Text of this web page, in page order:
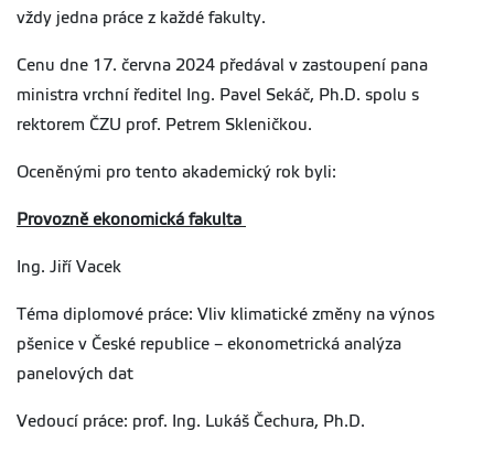
vždy jedna práce z každé fakulty.
Cenu dne 17. června 2024 předával v zastoupení pana
ministra vrchní ředitel Ing. Pavel Sekáč, Ph.D. spolu s
rektorem ČZU prof. Petrem Skleničkou.
Oceněnými pro tento akademický rok byli:
Provozně ekonomická fakulta
Ing. Jiří Vacek
Téma diplomové práce: Vliv klimatické změny na výnos
pšenice v České republice – ekonometrická analýza
panelových dat
Vedoucí práce: prof. Ing. Lukáš Čechura, Ph.D.